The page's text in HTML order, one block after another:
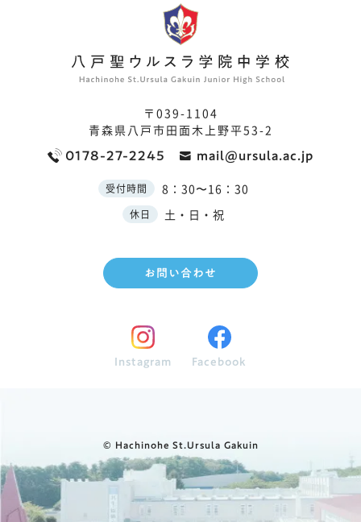
〒039-1104
青森県八戸市田面木上野平53-2
0178-27-2245 mail@ursula.ac.jp
受付時間 8：30〜16：30
休日 土・日・祝
お問い合わせ
Instagram Facebook
© Hachinohe St.Ursula Gakuin